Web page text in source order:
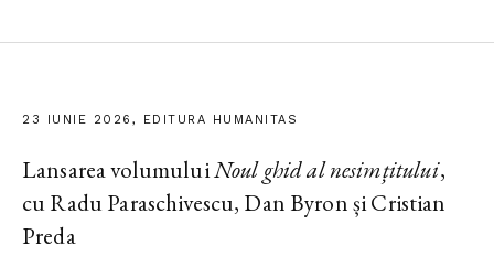
23 IUNIE 2026, EDITURA HUMANITAS
Lansarea volumuluiNoul ghid al nesimțitului,
cu Radu Paraschivescu, Dan Byron și Cristian
Preda